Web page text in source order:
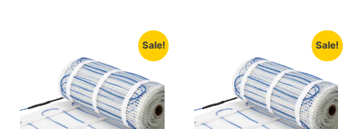
Sale! Sale!